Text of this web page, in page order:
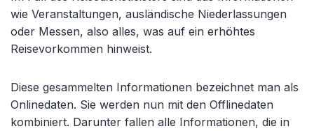
wie Veranstaltungen, ausländische Niederlassungen
oder Messen, also alles, was auf ein erhöhtes
Reisevorkommen hinweist.
Diese gesammelten Informationen bezeichnet man als
Onlinedaten. Sie werden nun mit den Offlinedaten
kombiniert. Darunter fallen alle Informationen, die in